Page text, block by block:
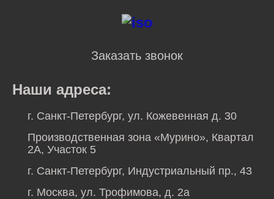
Заказать звонок
Наши адреса:
г. Санкт-Петербург, ул. Кожевенная д. 30
Производственная зона «Мурино», Квартал
2А, Участок 5
г. Санкт-Петербург, Индустриальный пр., 43
г. Москва, ул. Трофимова, д. 2а